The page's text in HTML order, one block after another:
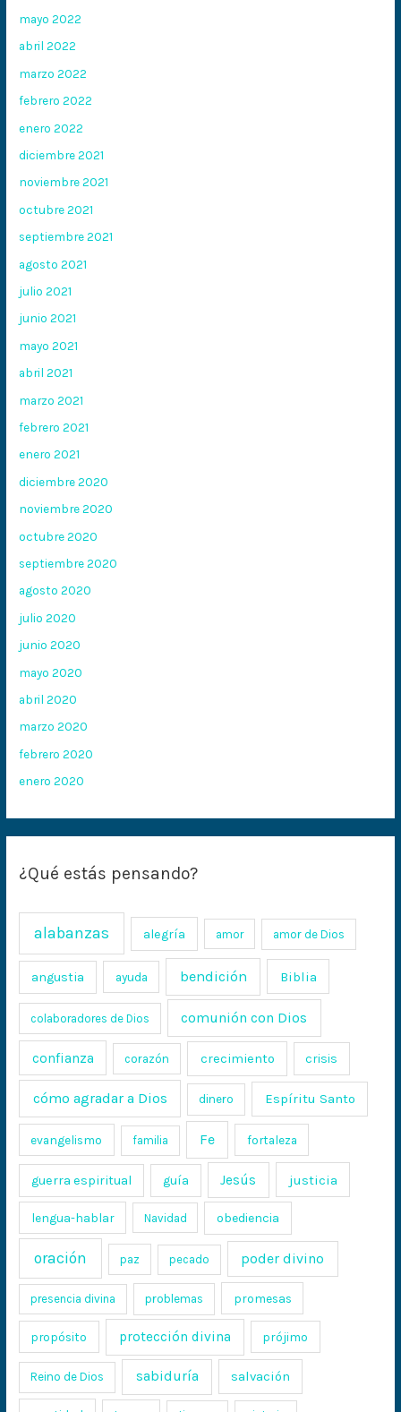
mayo 2022
abril 2022
marzo 2022
febrero 2022
enero 2022
diciembre 2021
noviembre 2021
octubre 2021
septiembre 2021
agosto 2021
julio 2021
junio 2021
mayo 2021
abril 2021
marzo 2021
febrero 2021
enero 2021
diciembre 2020
noviembre 2020
octubre 2020
septiembre 2020
agosto 2020
julio 2020
junio 2020
mayo 2020
abril 2020
marzo 2020
febrero 2020
enero 2020
¿Qué estás pensando?
alabanzas alegría amor amor de Dios
angustia ayuda bendición Biblia
colaboradores de Dios comunión con Dios
confianza corazón crecimiento crisis
cómo agradar a Dios dinero Espíritu Santo
evangelismo familia Fe fortaleza
guerra espiritual guía Jesús justicia
lengua-hablar Navidad obediencia
oración paz pecado poder divino
presencia divina problemas promesas
propósito protección divina prójimo
Reino de Dios sabiduría salvación